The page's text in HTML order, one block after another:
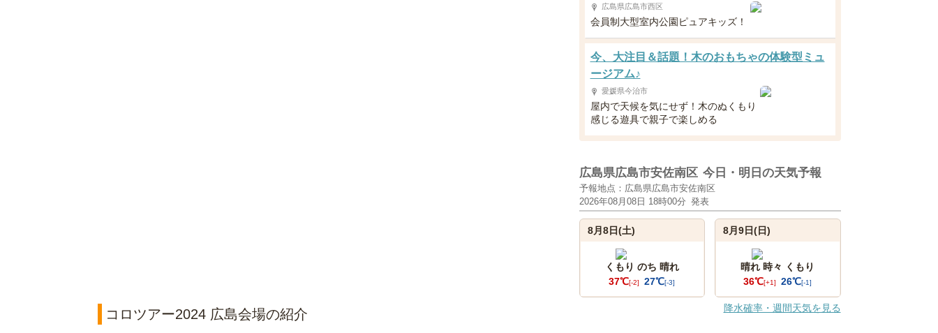
コロツアー2024 広島会場の紹介
広島県広島市西区
会員制大型室内公園ピュアキッズ！
今、大注目＆話題！木のおもちゃの体験型ミュ
ージアム♪
愛媛県今治市
屋内で天候を気にせず！木のぬくもり
感じる遊具で親子で楽しめる
広島県広島市安佐南区 今日・明日の天気予報
予報地点：広島県広島市安佐南区
2026年08月08日 18時00分 発表
8月8日(土)
くもり のち 晴れ
37℃[-2] 27℃[-3]
8月9日(日)
晴れ 時々 くもり
36℃[+1] 26℃[-1]
降水確率・週間天気を見る